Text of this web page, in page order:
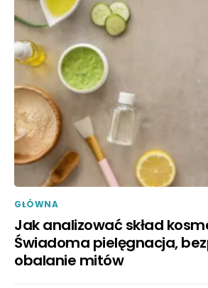
GŁÓWNA
Jak analizować skład
Świadoma pielęgnacja,
obalanie mitów